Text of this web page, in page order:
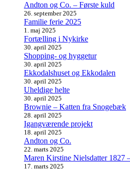
Andton og Co. – Første kuld
26. september 2025
Familie ferie 2025
1. maj 2025
Fortælling i Nykirke
30. april 2025
Shopping- og hyggetur
30. april 2025
Ekkodalshuset og Ekkodalen
30. april 2025
Uheldige helte
30. april 2025
Brownie – Katten fra Snogebæk
28. april 2025
Igangværende projekt
18. april 2025
Andton og Co.
22. marts 2025
Maren Kirstine Nielsdatter 1827
17. marts 2025